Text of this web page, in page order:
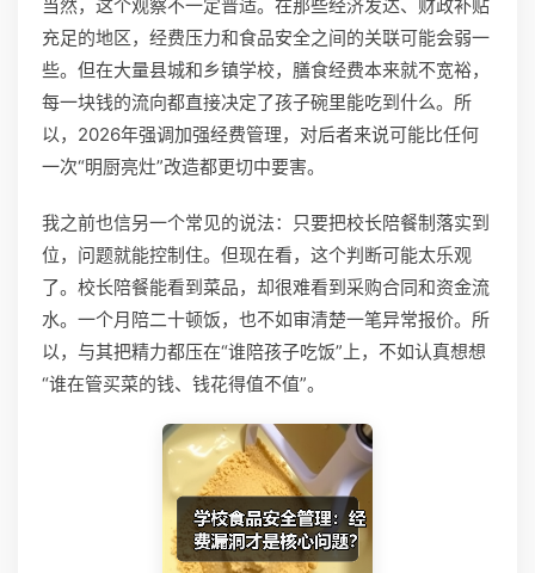
当然，这个观察不一定普适。在那些经济发达、财政补贴
充足的地区，经费压力和食品安全之间的关联可能会弱一
些。但在大量县城和乡镇学校，膳食经费本来就不宽裕，
每一块钱的流向都直接决定了孩子碗里能吃到什么。所
以，2026年强调加强经费管理，对后者来说可能比任何
一次“明厨亮灶”改造都更切中要害。
我之前也信另一个常见的说法：只要把校长陪餐制落实到
位，问题就能控制住。但现在看，这个判断可能太乐观
了。校长陪餐能看到菜品，却很难看到采购合同和资金流
水。一个月陪二十顿饭，也不如审清楚一笔异常报价。所
以，与其把精力都压在“谁陪孩子吃饭”上，不如认真想想
“谁在管买菜的钱、钱花得值不值”。